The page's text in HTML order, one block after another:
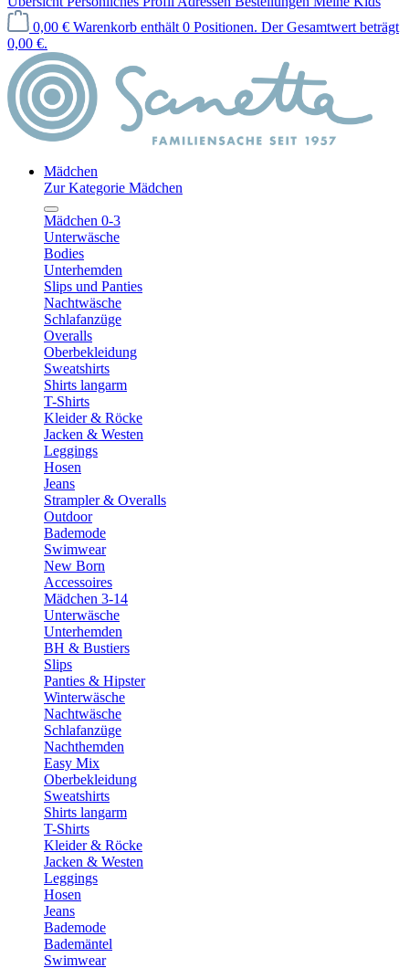
0,00 € Warenkorb enthält 0 Positionen. Der Gesamtwert beträgt
0,00 €.
Mädchen
Zur Kategorie Mädchen
Mädchen 0-3
Unterwäsche
Bodies
Unterhemden
Slips und Panties
Nachtwäsche
Schlafanzüge
Overalls
Oberbekleidung
Sweatshirts
Shirts langarm
T-Shirts
Kleider & Röcke
Jacken & Westen
Leggings
Hosen
Jeans
Strampler & Overalls
Outdoor
Bademode
Swimwear
New Born
Accessoires
Mädchen 3-14
Unterwäsche
Unterhemden
BH & Bustiers
Slips
Panties & Hipster
Winterwäsche
Nachtwäsche
Schlafanzüge
Nachthemden
Easy Mix
Oberbekleidung
Sweatshirts
Shirts langarm
T-Shirts
Kleider & Röcke
Jacken & Westen
Leggings
Hosen
Jeans
Bademode
Bademäntel
Swimwear